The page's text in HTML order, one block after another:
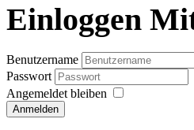
Einloggen
Benutzername
Passwort
Angemeldet bleiben
Anmelden